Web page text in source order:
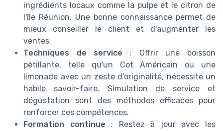
ingrédients locaux comme la pulpe et le citron de
l'île Réunion. Une bonne connaissance permet de
mieux conseiller le client et d'augmenter les
ventes.
Techniques de service : Offrir une boisson
pétillante, telle qu'un Cot Américain ou une
limonade avec un zeste d'originalité, nécessite un
habile savoir-faire. Simulation de service et
dégustation sont des méthodes efficaces pour
renforcer ces compétences.
Formation continue : Restez à jour avec les